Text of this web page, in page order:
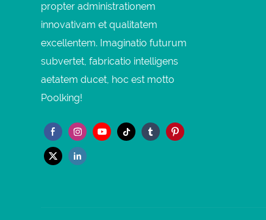
propter administrationem
innovativam et qualitatem
excellentem. Imaginatio futurum
subvertet, fabricatio intelligens
aetatem ducet, hoc est motto
Poolking!